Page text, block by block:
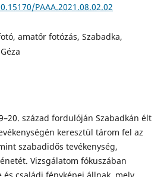
PAAA.2021.08.02.02
amatőr fotózás, Szabadka,
század fordulóján Szabadkán élt
keresztül tárom fel az
szabadidős tevékenység,
Vizsgálatom fókuszában